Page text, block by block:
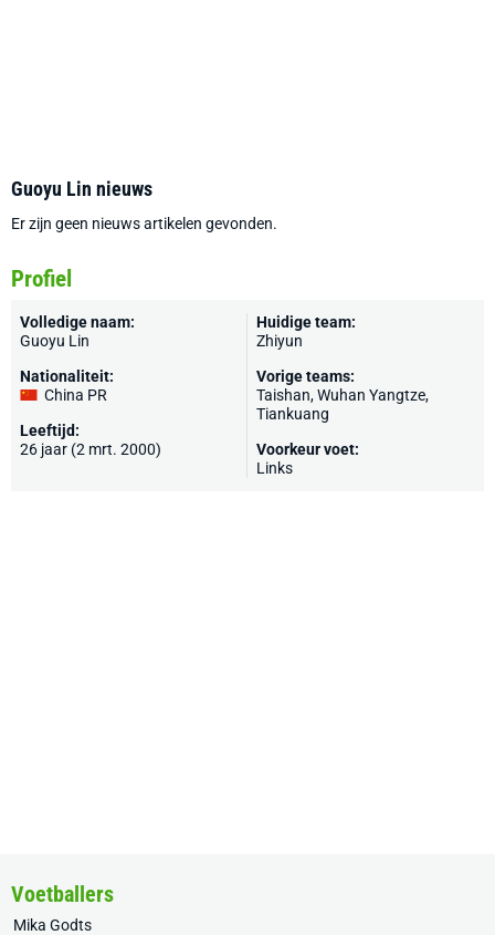
Guoyu Lin nieuws
Er zijn geen nieuws artikelen gevonden.
Profiel
Volledige naam:
Guoyu Lin
Nationaliteit:
China PR
Leeftijd:
26 jaar (2 mrt. 2000)
Huidige team:
Zhiyun
Vorige teams:
Taishan, Wuhan Yangtze,
Tiankuang
Voorkeur voet:
Links
Voetballers
Mika Godts